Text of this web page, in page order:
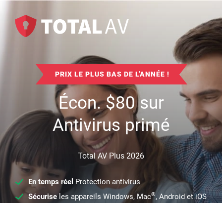
PRIX LE PLUS BAS DE L'ANNÉE !
Écon.$80sur
Antivirus primé
Total AV Plus 2026
En temps réel Protection antivirus
Sécuriseles appareils Windows, Mac®, Android et iOS